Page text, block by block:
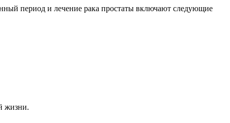
период и лечение рака простаты включают следующие
жизни.